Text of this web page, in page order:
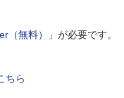
（無料） 」が必要です。
ちら